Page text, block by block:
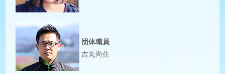
団体職員
吉丸尚住